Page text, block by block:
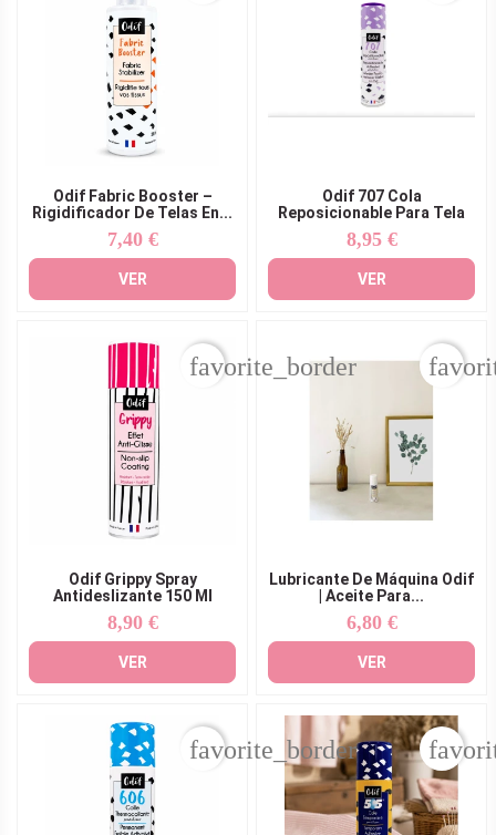
Odif Fabric Booster –
Rigidificador De Telas En...
Precio
7,40 €
VER
Odif 707 Cola
Reposicionable Para Tela
Precio
8,95 €
VER
Odif Grippy Spray
Antideslizante 150 Ml
Precio
8,90 €
VER
favorite_border
Lubricante De Máquina Odif
| Aceite Para...
Precio
6,80 €
VER
favorite_border